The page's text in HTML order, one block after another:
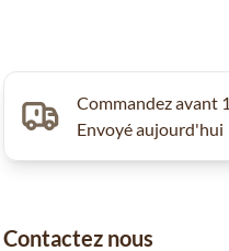
Commandez avant
Envoyé aujourd'hui
Contactez nous